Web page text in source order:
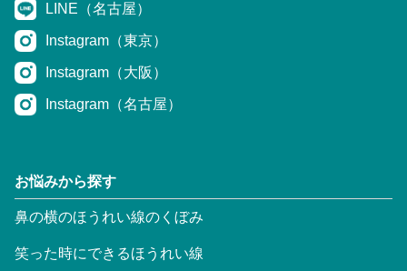
LINE（名古屋）
Instagram（東京）
Instagram（大阪）
Instagram（名古屋）
お悩みから探す
鼻の横のほうれい線のくぼみ
笑った時にできるほうれい線